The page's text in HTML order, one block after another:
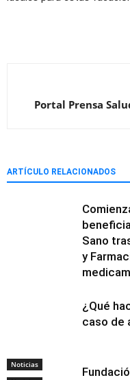
Portal Prensa
ARTÍCULO RELACIONADOS
Sano
y
Noticias
¿Qué
caso de